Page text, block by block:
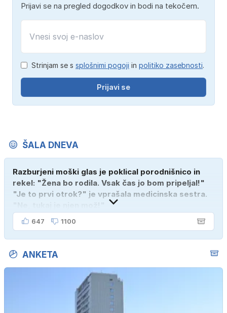
Prijavi se na pregled dogodkov in bodi na tekočem.
Strinjam se s splošnimi pogoji in politiko zasebnosti.
Prijavi se
ŠALA DNEVA
Razburjeni moški glas je poklical porodnišnico in
rekel: "Žena bo rodila. Vsak čas jo bom pripeljal!"
"Je to prvi otrok?" je vprašala medicinska sestra.
647 1100
ANKETA